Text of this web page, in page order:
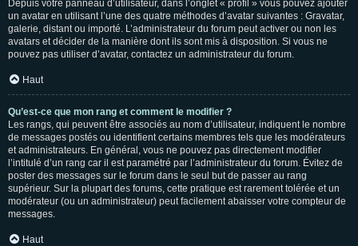
Depuis votre panneau d’utilisateur, dans l’onglet « profil » vous pouvez ajouter
un avatar en utilisant l’une des quatre méthodes d’avatar suivantes : Gravatar,
galerie, distant ou importé. L’administrateur du forum peut activer ou non les
avatars et décider de la manière dont ils sont mis à disposition. Si vous ne
pouvez pas utiliser d’avatar, contactez un administrateur du forum.
Haut
Qu’est-ce que mon rang et comment le modifier ?
Les rangs, qui peuvent être associés au nom d’utilisateur, indiquent le nombre
de messages postés ou identifient certains membres tels que les modérateurs
et administrateurs. En général, vous ne pouvez pas directement modifier
l’intitulé d’un rang car il est paramétré par l’administrateur du forum. Évitez de
poster des messages sur le forum dans le seul but de passer au rang
supérieur. Sur la plupart des forums, cette pratique est rarement tolérée et un
modérateur (ou un administrateur) peut facilement abaisser votre compteur de
messages.
Haut